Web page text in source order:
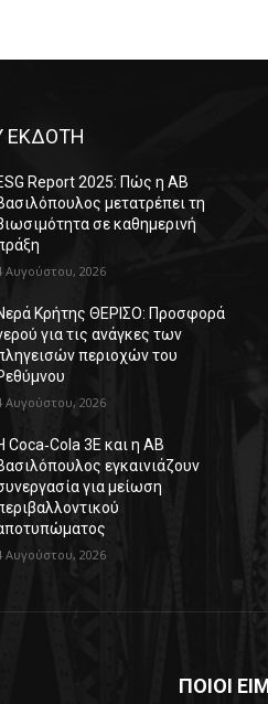
ΕΚΔΟΤΗ
Report 2025: Πώς η ΑΒ
μετατρέπει τη
σε καθημερινή
Αυγούστου, 2026
Κρήτης ΘΕΡΙΣΟ: Προσφορά
για τις ανάγκες των
περιοχών του
Αυγούστου, 2026
Coca‑Cola 3E και η ΑΒ
εγκαινιάζουν
για μείωση
Αυγούστου, 2026
ΠΟΙΟΙ